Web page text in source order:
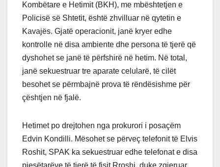
Kombëtare e Hetimit (BKH), me mbështetjen e
Policisë së Shtetit, është zhvilluar në qytetin e
Kavajës. Gjatë operacionit, janë kryer edhe
kontrolle në disa ambiente dhe persona të tjerë që
dyshohet se janë të përfshirë në hetim. Në total,
janë sekuestruar tre aparate celularë, të cilët
besohet se përmbajnë prova të rëndësishme për
çështjen në fjalë.
Hetimet po drejtohen nga prokurori i posaçëm
Edvin Kondilli. Mësohet se përveç telefonit të Elvis
Roshit, SPAK ka sekuestruar edhe telefonat e disa